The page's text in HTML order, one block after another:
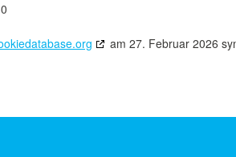
am 27. Februar 2026